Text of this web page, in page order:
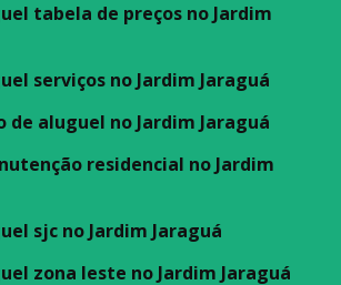
tabela de preços no Jardim
serviços no Jardim Jaraguá
de aluguel no Jardim Jaraguá
residencial no Jardim
sjc no Jardim Jaraguá
zona leste no Jardim Jaraguá